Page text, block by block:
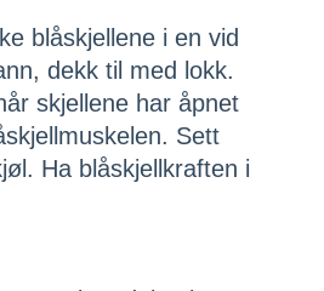
blåskjellene i en vid
dekk til med lokk.
skjellene har åpnet
Sett
Ha blåskjellkraften i